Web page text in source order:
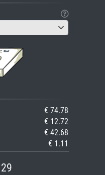
€ 74.78
€ 12.72
€ 42.68
€ 1.11